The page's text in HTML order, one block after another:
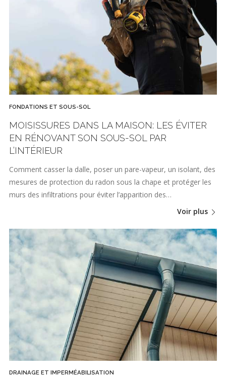
FONDATIONS ET SOUS-SOL
MOISISSURES DANS LA MAISON: LES ÉVITER
EN RÉNOVANT SON SOUS-SOL PAR
L’INTÉRIEUR
Comment casser la dalle, poser un pare-vapeur, un isolant, des
mesures de protection du radon sous la chape et protéger les
murs des infiltrations pour éviter l’apparition des…
Voir plus
DRAINAGE ET IMPERMÉABILISATION